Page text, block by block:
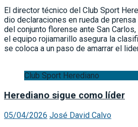
El director técnico del Club Sport
dio declaraciones en rueda de
del conjunto florense ante San
el equipo rojiamarillo asegura la
se coloca a un paso de amarrar el
Club Sport Herediano
Herediano sigue como líder
05/04/2026 José David Calvo